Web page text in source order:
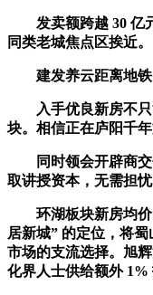
发卖额跨越 30 亿元;
同类老城焦点区挨近。
建发养云距离地铁 3
入手优良新房不只能
块。相信正在庐阳千
同时领会开辟商交付
取讲授资本，无需担
环湖板块新房均价
居新城” 的定位，将
市场的支流选择。旭
化界人士供给额外 1%